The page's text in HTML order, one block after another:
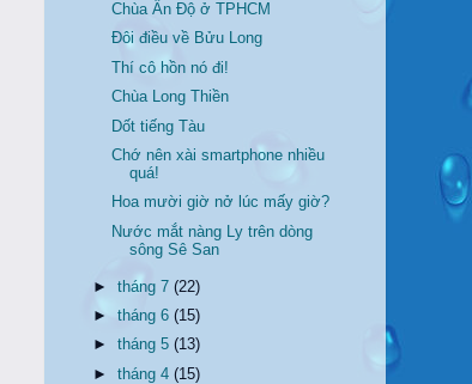
Chùa Ấn Độ ở TPHCM
Đôi điều về Bửu Long
Thí cô hồn nó đi!
Chùa Long Thiền
Dốt tiếng Tàu
Chớ nên xài smartphone nhiều
quá!
Hoa mười giờ nở lúc mấy giờ?
Nước mắt nàng Ly trên dòng
sông Sê San
►tháng 7(22)
►tháng 6(15)
►tháng 5(13)
►tháng 4(15)